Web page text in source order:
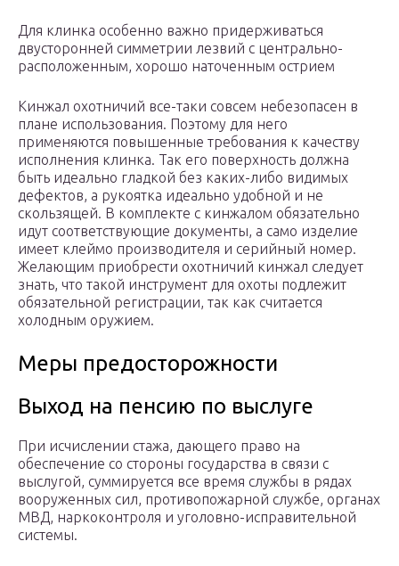
Для клинка особенно важно придерживаться
двусторонней симметрии лезвий с центрально-
расположенным, хорошо наточенным острием
Кинжал охотничий все-таки совсем небезопасен в
плане использования. Поэтому для него
применяются повышенные требования к качеству
исполнения клинка. Так его поверхность должна
быть идеально гладкой без каких-либо видимых
дефектов, а рукоятка идеально удобной и не
скользящей. В комплекте с кинжалом обязательно
идут соответствующие документы, а само изделие
имеет клеймо производителя и серийный номер.
Желающим приобрести охотничий кинжал следует
знать, что такой инструмент для охоты подлежит
обязательной регистрации, так как считается
холодным оружием.
Меры предосторожности
Выход на пенсию по выслуге
При исчислении стажа, дающего право на
обеспечение со стороны государства в связи с
выслугой, суммируется все время службы в рядах
вооруженных сил, противопожарной службе, органах
МВД, наркоконтроля и уголовно-исправительной
системы.